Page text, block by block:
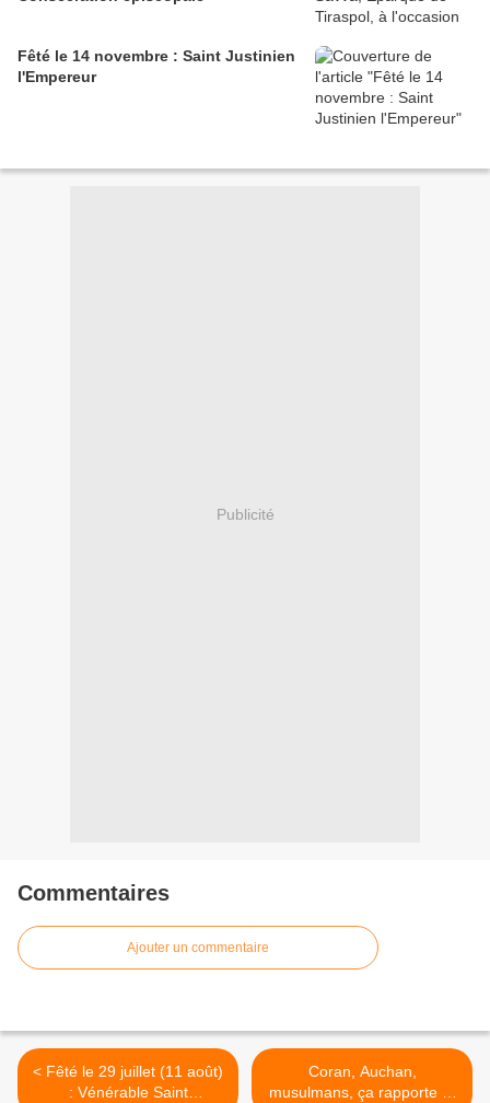
Fêté le 14 novembre : Saint Justinien
l'Empereur
Publicité
Commentaires
Ajouter un commentaire
< Fêté le 29 juillet (11 août)
: Vénérable Saint
Coran, Auchan,
musulmans, ça rapporte et